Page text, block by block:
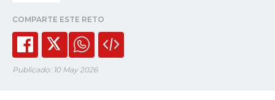
COMPARTE ESTE RETO
Publicado: 10 May 2026